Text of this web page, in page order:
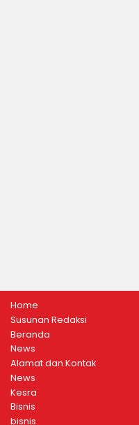
Home
Susunan Redaksi
Beranda
News
Alamat dan Kontak
News
Kesra
Bisnis
bisnis